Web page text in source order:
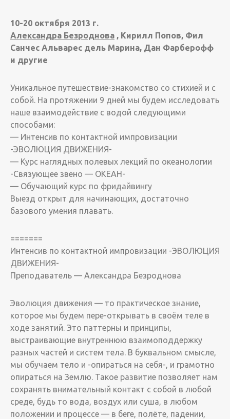
10-20 октября 2013 г.
Александра Безроднова , Кирилл Попов, Фил
Санчес Альварес дель Марина, Дан Фарберофф
и другие
Уникальное путешествие-знакомство со стихией и с
собой. На протяжении 9 дней мы будем исследовать
наше взаимодействие с водой следующими
способами:
— Интенсив по контактной импровизации
-ЭВОЛЮЦИЯ ДВИЖЕНИЯ-
— Курс наглядных полевых лекций по океанологии
-Связующее звено — ОКЕАН-
— Обучающий курс по фридайвингу
Выезд открыт для начинающих, достаточно
базового умения плавать.
=======
Интенсив по контактной импровизации -ЭВОЛЮЦИЯ
ДВИЖЕНИЯ-
Преподаватель — Александра Безроднова
Эволюция движения — то практическое знание,
которое мы будем пере-открывать в своём теле в
ходе занятий. Это паттерны и принципы,
выстраивающие внутреннюю взаимоподдержку
разных частей и систем тела. В буквальном смысле,
мы обучаем тело и -опираться на себя-, и грамотно
опираться на Землю. Такое развитие позволяет нам
сохранять внимательный контакт с собой в любой
среде, будь то вода, воздух или суша, в любом
положении и процессе — в беге, полёте, падении,